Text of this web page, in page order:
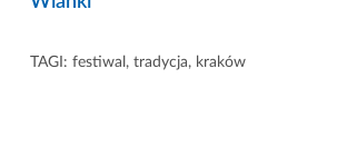
TAGI: festiwal , tradycja, kraków